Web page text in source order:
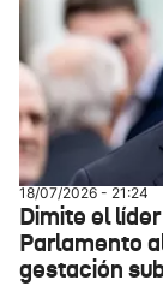
18/07/2026 - 21:24
Dimite el
Parlamento
gestación